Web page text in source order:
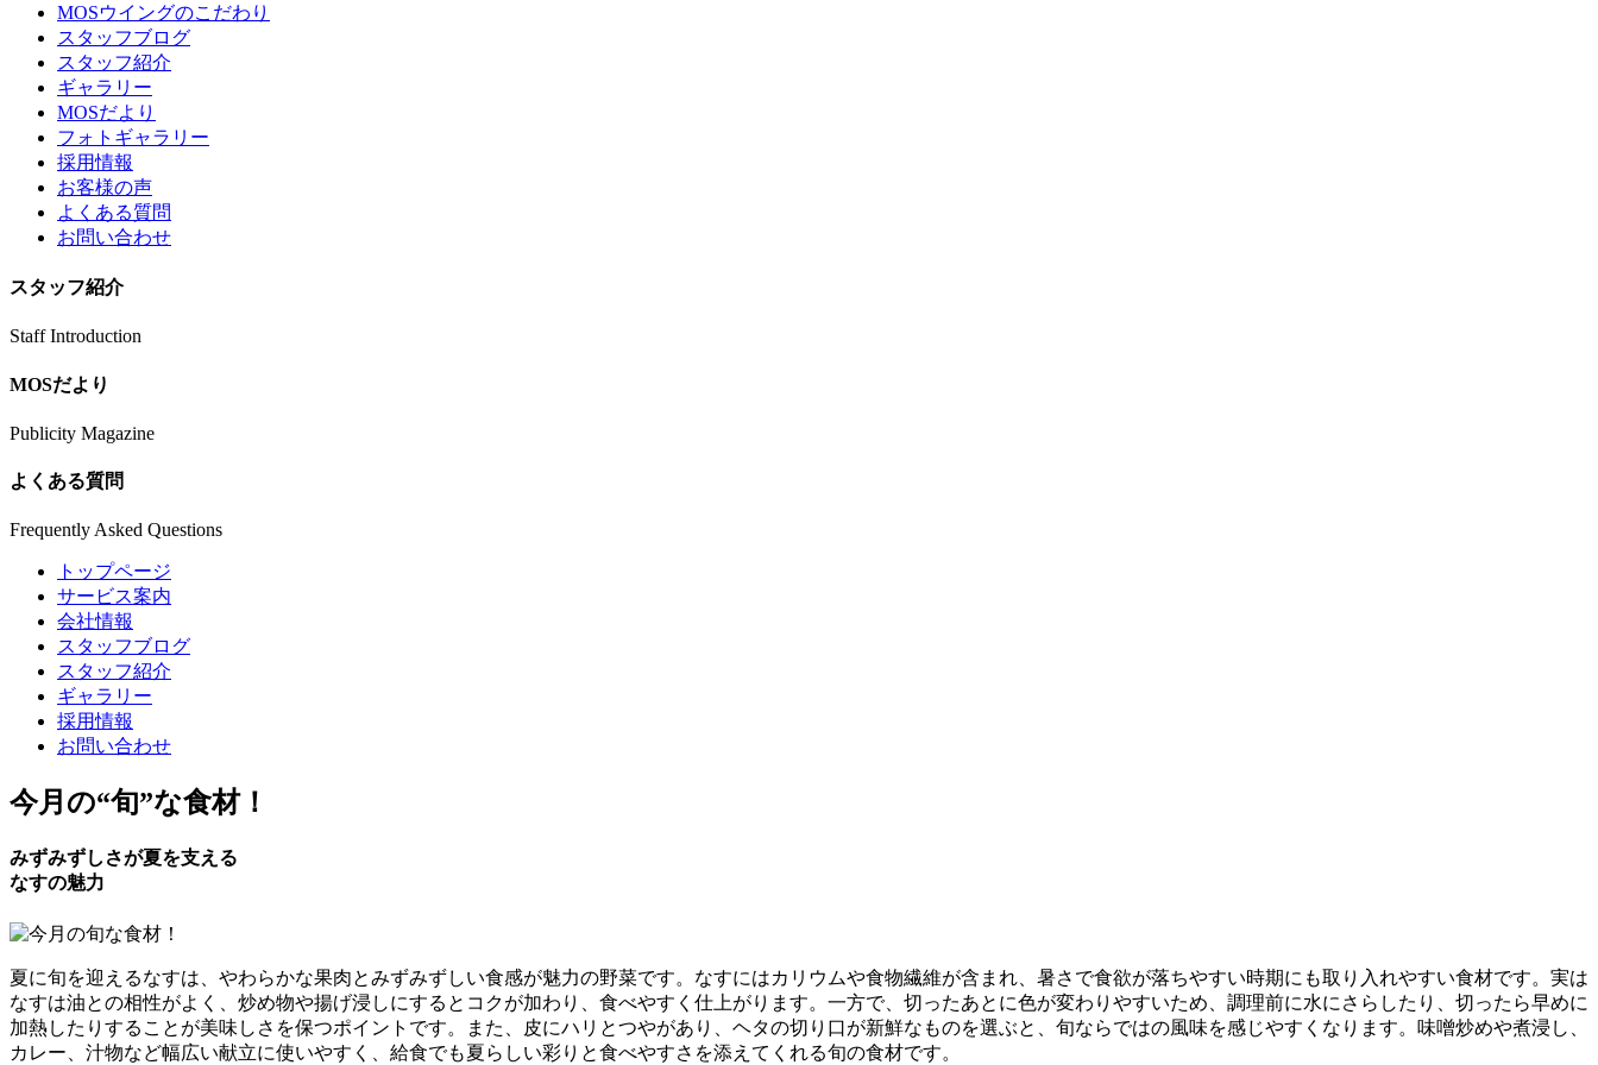
MOSウイングのこだわり
スタッフブログ
スタッフ紹介
ギャラリー
MOSだより
フォトギャラリー
採用情報
お客様の声
よくある質問
お問い合わせ
スタッフ紹介
Staff Introduction
MOSだより
Publicity Magazine
よくある質問
Frequently Asked Questions
トップページ
サービス案内
会社情報
スタッフブログ
スタッフ紹介
ギャラリー
採用情報
お問い合わせ
今月の“旬”な食材！
みずみずしさが夏を支える
なすの魅力
夏に旬を迎えるなすは、やわらかな果肉とみずみずしい食感が魅力の野菜です。なすにはカリウムや食物繊維が含まれ、暑さで食欲が落ちやすい時期にも取り入れやすい食材です。実は
なすは油との相性がよく、炒め物や揚げ浸しにするとコクが加わり、食べやすく仕上がります。一方で、切ったあとに色が変わりやすいため、調理前に水にさらしたり、切ったら早めに
加熱したりすることが美味しさを保つポイントです。また、皮にハリとつやがあり、ヘタの切り口が新鮮なものを選ぶと、旬ならではの風味を感じやすくなります。味噌炒めや煮浸し、
カレー、汁物など幅広い献立に使いやすく、給食でも夏らしい彩りと食べやすさを添えてくれる旬の食材です。